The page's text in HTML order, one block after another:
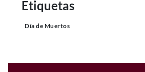
Etiquetas
Día de Muertos